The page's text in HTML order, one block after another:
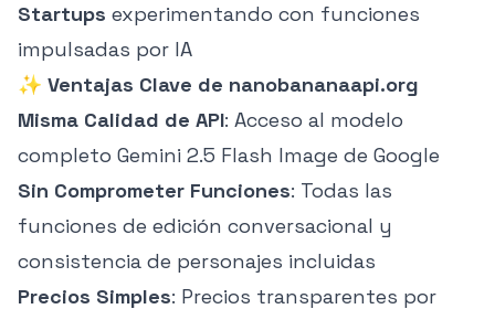
Startups experimentando con funciones
impulsadas por IA
✨ Ventajas Clave de nanobananaapi.org
Misma Calidad de API: Acceso al modelo
completo Gemini 2.5 Flash Image de Google
Sin Comprometer Funciones: Todas las
funciones de edición conversacional y
consistencia de personajes incluidas
Precios Simples: Precios transparentes por